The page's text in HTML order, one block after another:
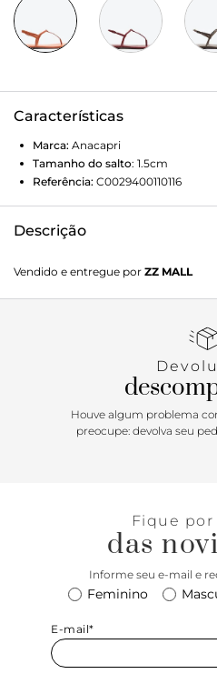
Características
Marca: Anacapri
Tamanho do salto: 1.5cm
Referência: C0029400110116
Descrição
divide os dedos e segue até a
se une com mais outras duas
da marca. Deixa dedos, laterais
Uma flat ANACAPRI básica
mood de outono vem com
Vendido e entregue por ZZ MALL
Houve algum problema
preocupe: devolva seu
Fique
das
Informe seu e-mail e
Feminino
E-mail*